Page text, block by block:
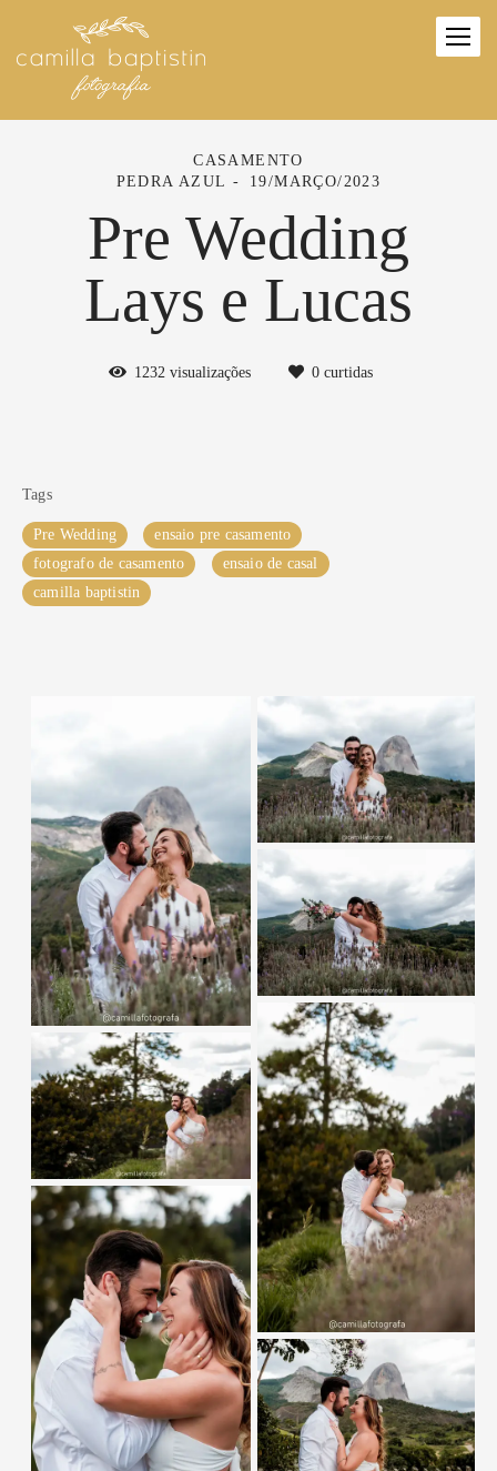
CASAMENTO
PEDRA AZUL
19/MARÇO/2023
Pre Wedding
Lays e Lucas
1232visualizações 0curtidas
Tags
Pre Wedding
ensaio pre casamento
fotografo de casamento
ensaio de casal
camilla baptistin